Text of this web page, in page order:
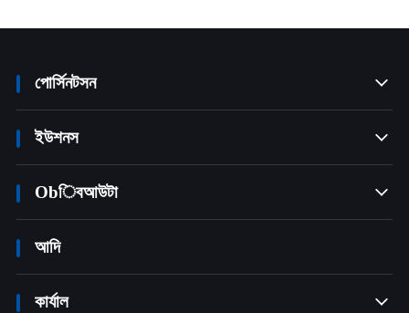
পোর্সিনটসন 
ইউশনস 
Obিবআউটা 
আদি
কার্যাল 